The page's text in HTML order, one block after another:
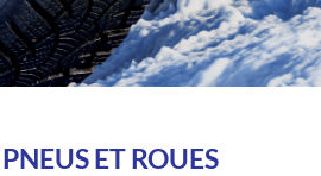
PNEUS ET ROUES